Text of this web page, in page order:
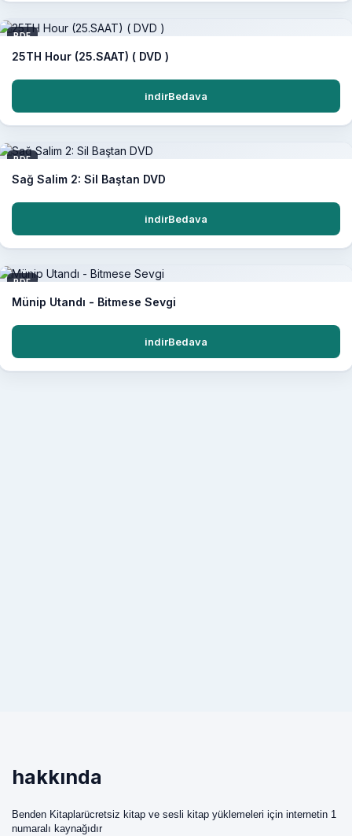
PDF
25TH Hour (25.SAAT) ( DVD )
indirBedava
PDF
Sağ Salim 2: Sil Baştan DVD
indirBedava
PDF
Münip Utandı - Bitmese Sevgi
indirBedava
hakkında
Benden Kitaplarücretsiz kitap ve sesli kitap yüklemeleri için internetin 1
numaralı kaynağıdır